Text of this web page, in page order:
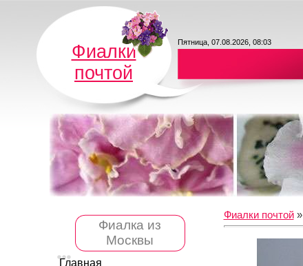
Фиалки
почтой
Пятница, 07.08.2026, 08:03
Фиалка из
Москвы
Главная
Фиалки почтой»